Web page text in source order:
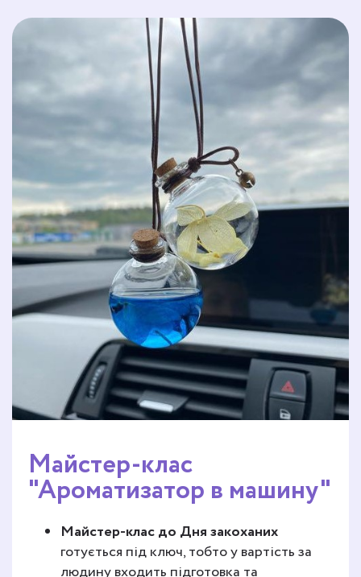
Майстер-клас
"Ароматизатор в машину"
Майстер-клас до Дня закоханих
готується під ключ, тобто у вартість за
людину входить підготовка та